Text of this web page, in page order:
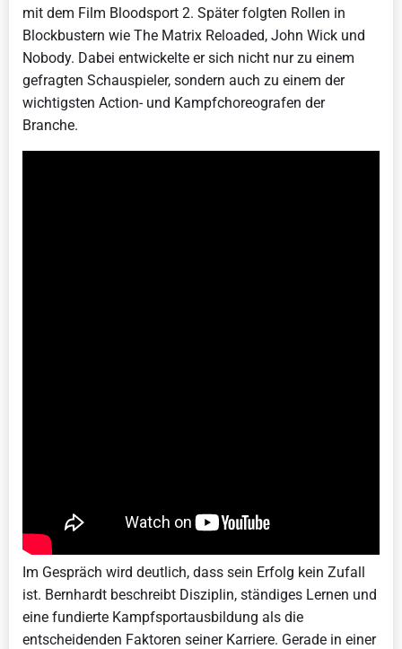
mit dem Film Bloodsport 2. Später folgten Rollen in
Blockbustern wie The Matrix Reloaded, John Wick und
Nobody. Dabei entwickelte er sich nicht nur zu einem
gefragten Schauspieler, sondern auch zu einem der
wichtigsten Action- und Kampfchoreografen der
Branche.
Im Gespräch wird deutlich, dass sein Erfolg kein Zufall
ist. Bernhardt beschreibt Disziplin, ständiges Lernen und
eine fundierte Kampfsportausbildung als die
entscheidenden Faktoren seiner Karriere. Gerade in einer